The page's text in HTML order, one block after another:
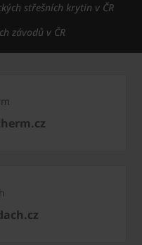
střešních krytin v ČR
závodů v ČR